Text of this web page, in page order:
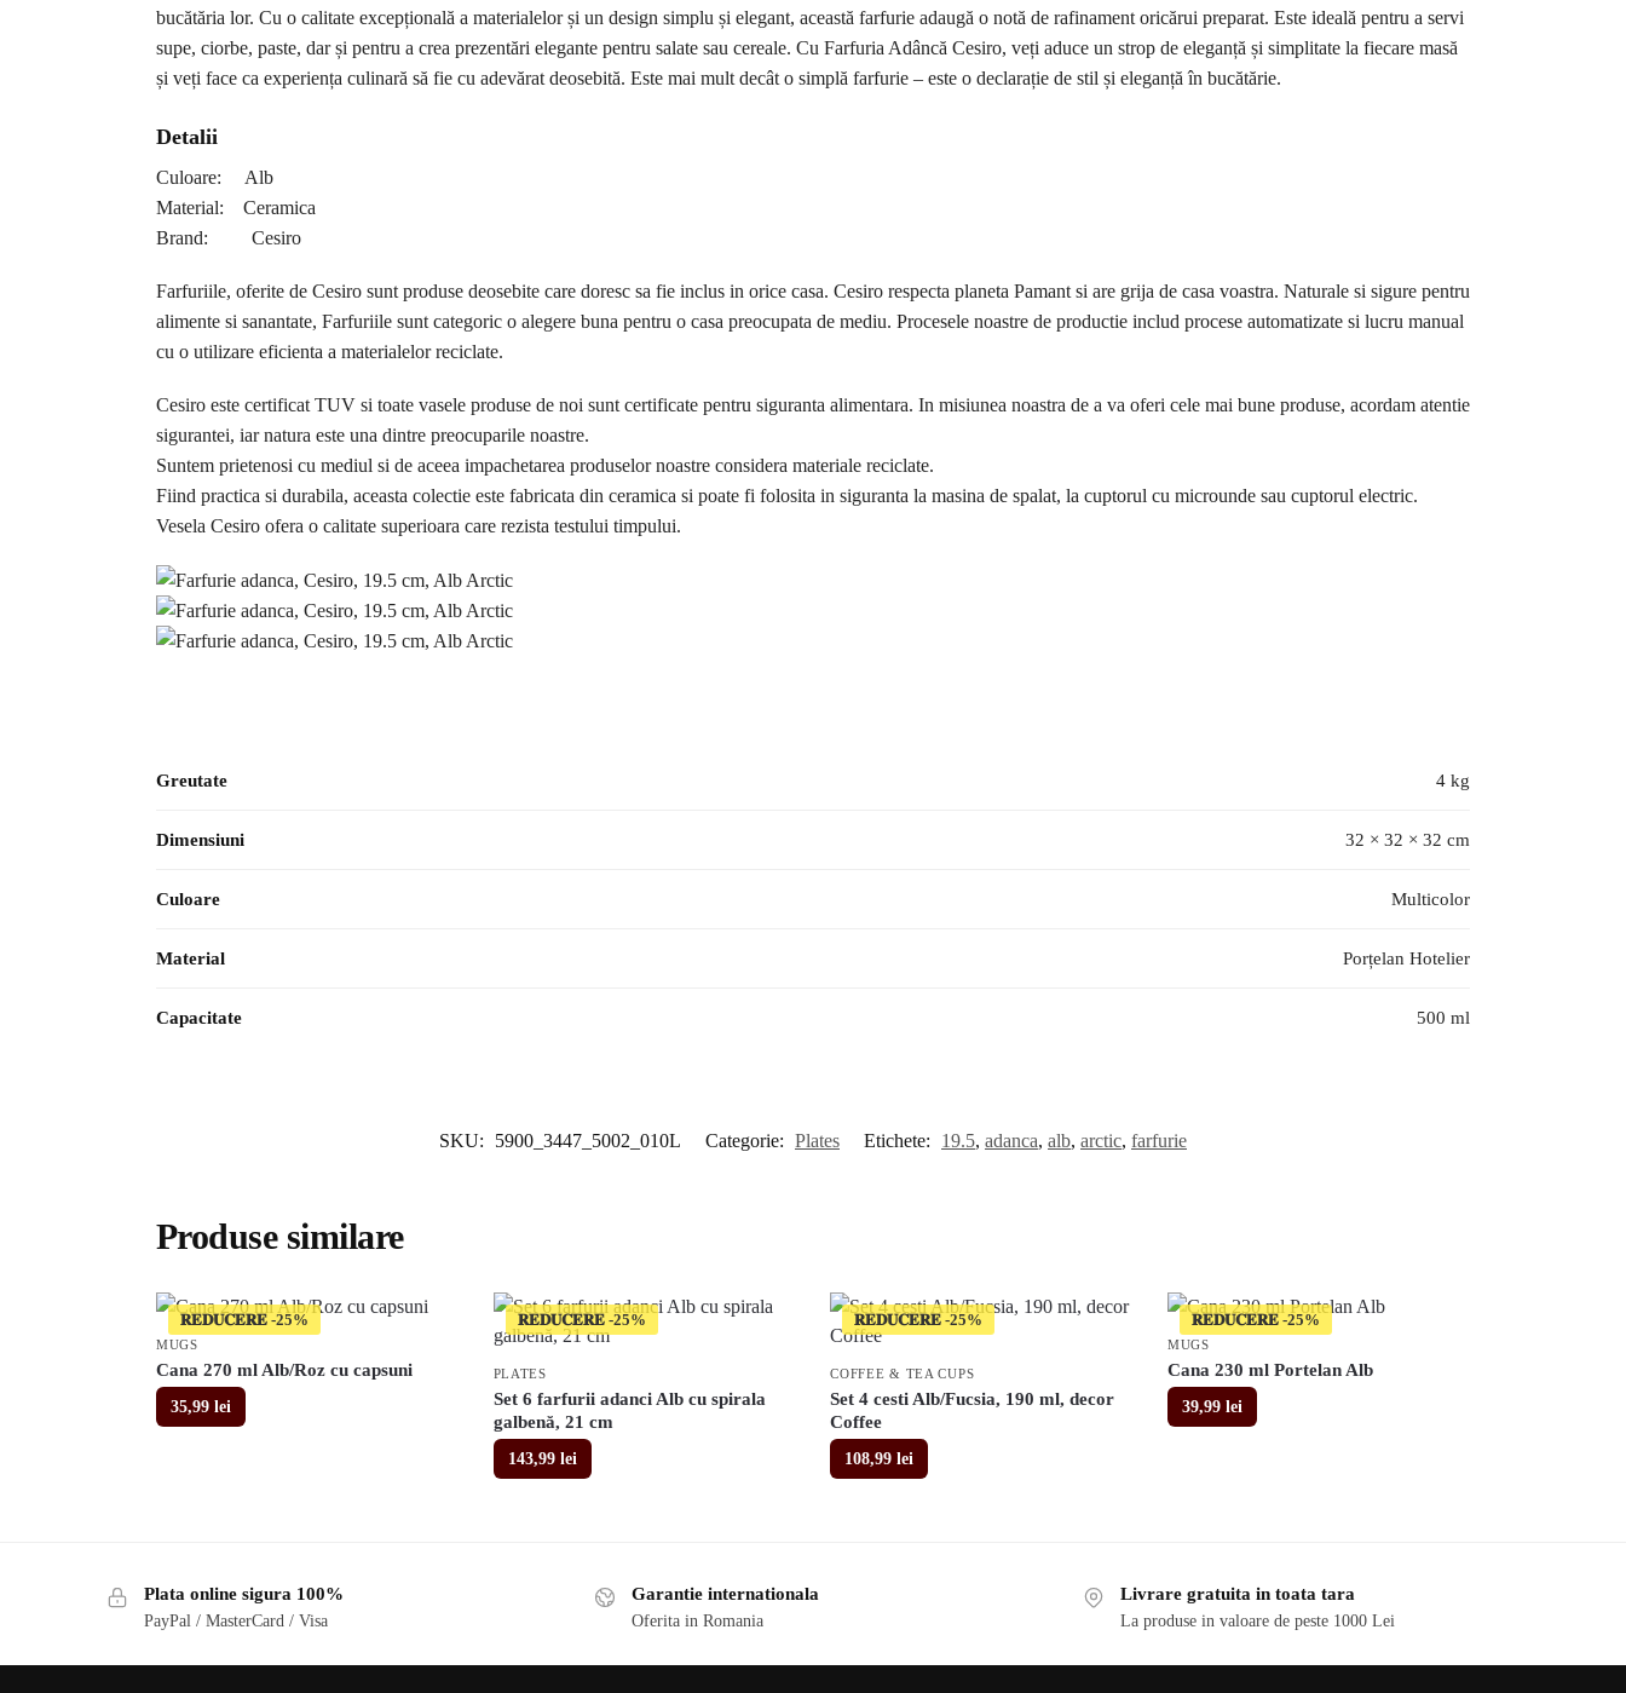
bucătăria lor. Cu o calitate excepțională a materialelor și un design simplu și elegant, această farfurie adaugă o notă de rafinament oricărui preparat. Este ideală pentru a servi
supe, ciorbe, paste, dar și pentru a crea prezentări elegante pentru salate sau cereale. Cu Farfuria Adâncă Cesiro, veți aduce un strop de eleganță și simplitate la fiecare masă
și veți face ca experiența culinară să fie cu adevărat deosebită. Este mai mult decât o simplă farfurie – este o declarație de stil și eleganță în bucătărie.
Detalii
Culoare: Alb
Material: Ceramica
Brand: Cesiro
Farfuriile, oferite de Cesiro sunt produse deosebite care doresc sa fie inclus in orice casa. Cesiro respecta planeta Pamant si are grija de casa voastra. Naturale si sigure pentru
alimente si sanantate, Farfuriile sunt categoric o alegere buna pentru o casa preocupata de mediu. Procesele noastre de productie includ procese automatizate si lucru manual
cu o utilizare eficienta a materialelor reciclate.
Cesiro este certificat TUV si toate vasele produse de noi sunt certificate pentru siguranta alimentara. In misiunea noastra de a va oferi cele mai bune produse, acordam atentie
sigurantei, iar natura este una dintre preocuparile noastre.
Suntem prietenosi cu mediul si de aceea impachetarea produselor noastre considera materiale reciclate.
Fiind practica si durabila, aceasta colectie este fabricata din ceramica si poate fi folosita in siguranta la masina de spalat, la cuptorul cu microunde sau cuptorul electric.
Vesela Cesiro ofera o calitate superioara care rezista testului timpului.
Greutate 4 kg
Dimensiuni 32 × 32 × 32 cm
Culoare Multicolor
Material Porțelan Hotelier
Capacitate 500 ml
SKU: 5900_3447_5002_010L Categorie: Plates Etichete: 19.5, adanca, alb, arctic, farfurie
Produse similare
𝐑𝐄𝐃𝐔𝐂𝐄𝐑𝐄
MUGS
Cana 270 ml Alb/Roz cu capsuni
35,99 lei
𝐑𝐄𝐃𝐔𝐂𝐄𝐑𝐄
PLATES
Set 6 farfurii adanci Alb cu spirala
galbenă, 21 cm
143,99 lei
𝐑𝐄𝐃𝐔𝐂𝐄𝐑𝐄
COFFEE & TEA CUPS
Set 4 cesti Alb/Fucsia, 190 ml, decor
Coffee
108,99lei
𝐑𝐄𝐃𝐔𝐂𝐄𝐑𝐄
MUGS
Cana 230 ml Portelan Alb
39,99lei
Plata online sigura 100%
PayPal / MasterCard / Visa
Garantie internationala
Oferita in Romania
Livrare gratuita in toata tara
La produse in valoare de peste 1000 Lei